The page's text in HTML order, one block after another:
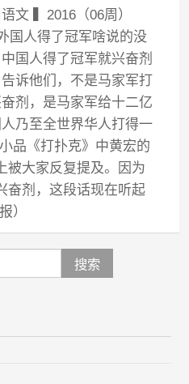
文 ▍2016（06周）
外国人得了冠军啥说的没
国人得了冠军就兴奋剂
诉他们，不是马家军打
剂，是马家军 给十二亿
乃至全世界华人打得一
品《打扑克》中黄宏的
被大家反复提及。因为
奋剂，这段话现在听起
）